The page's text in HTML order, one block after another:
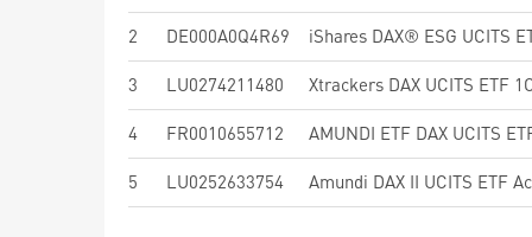
2 DE000A0Q4R69 iShares DAX® ESG UCITS
3 LU0274211480 Xtrackers DAX UCITS ETF
4 FR0010655712 AMUNDI ETF DAX UCITS
5 LU0252633754 Amundi DAX II UCITS ETF